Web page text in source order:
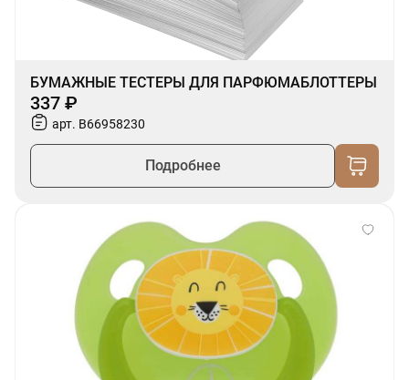
БУМАЖНЫЕ ТЕСТЕРЫ ДЛЯ ПАРФЮМАБЛОТТЕРЫ
337 ₽
арт. B66958230
Подробнее